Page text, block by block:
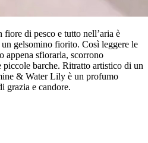
di pesco e tutto nell’aria è
gelsomino fiorito. Così leggere le
appena sfiorarla, scorrono
barche. Ritratto artistico di un
& Water Lily è un profumo
grazia e candore.